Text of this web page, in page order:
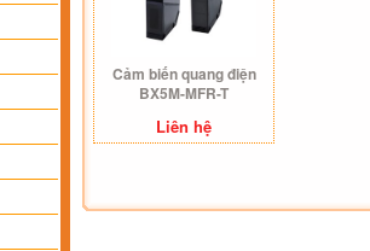
Cảm biến quang điện
BX5M-MFR-T
Liên hệ